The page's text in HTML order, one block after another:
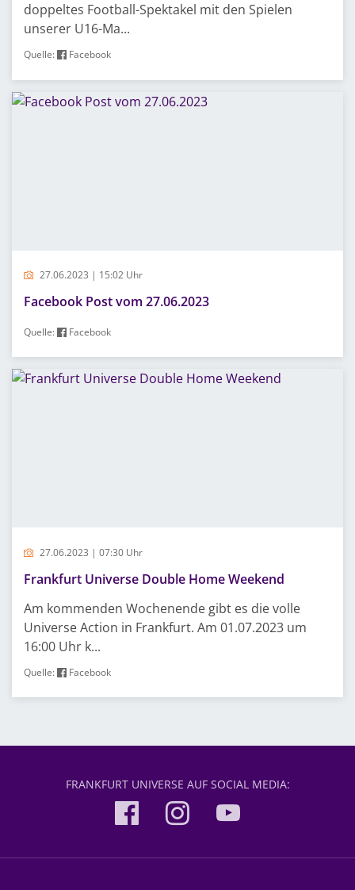
doppeltes Football-Spektakel mit den Spielen
unserer U16-Ma...
Quelle: Facebook
27.06.2023 | 15:02 Uhr
Facebook Post vom 27.06.2023
Quelle: Facebook
27.06.2023 | 07:30 Uhr
Frankfurt Universe Double Home Weekend
Am kommenden Wochenende gibt es die volle
Universe Action in Frankfurt. Am 01.07.2023 um
16:00 Uhr k...
Quelle: Facebook
FRANKFURT UNIVERSE AUF SOCIAL MEDIA: